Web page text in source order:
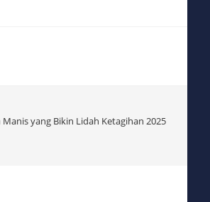
yang Bikin Lidah Ketagihan 2025